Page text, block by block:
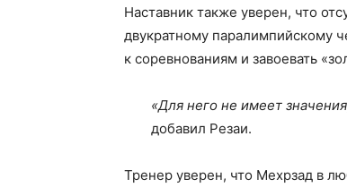
Наставник также уверен, что
двукратному паралимпийскому
к соревнованиям и завоевать
«Для него не имеет
добавил Резаи.
Тренер уверен, что Мехрзад в